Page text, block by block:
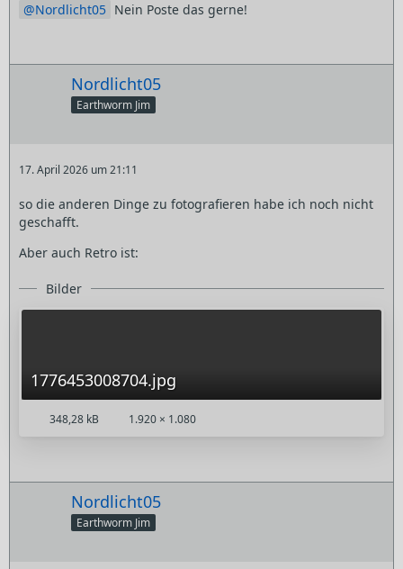
Nordlicht05 Nein Poste das gerne!
Nordlicht05
Earthworm Jim
17. April 2026 um 21:11
so die anderen Dinge zu fotografieren habe ich noch nicht
geschafft.
Aber auch Retro ist:
Bilder
1776453008704.jpg
348,28 kB 1.920 × 1.080
Nordlicht05
Earthworm Jim